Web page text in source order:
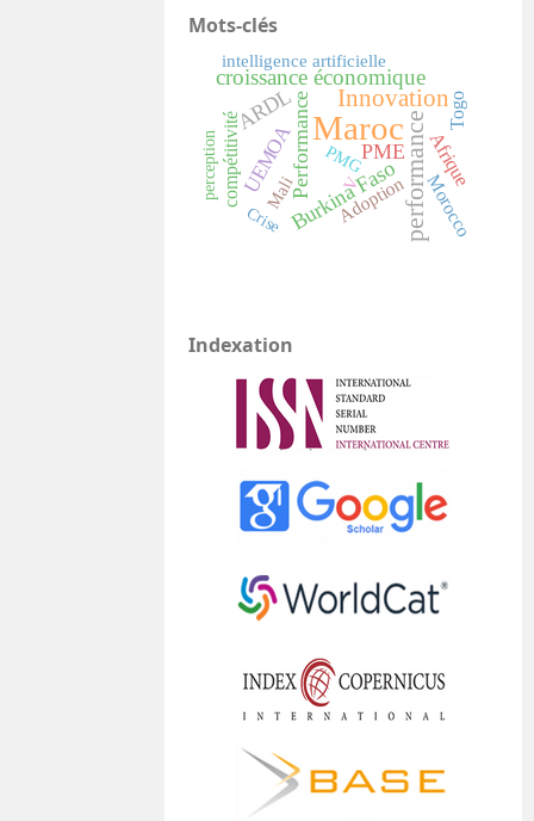
Mots-clés
Marocperformance
Innovation
croissance économique
Performance
Burkina Faso
ARDL
PME
UEMOA Afrique
compétitivité Morocco
Adoption
Togo
intelligence artificielle
V
Mali
PMG
perception
Crise
Indexation